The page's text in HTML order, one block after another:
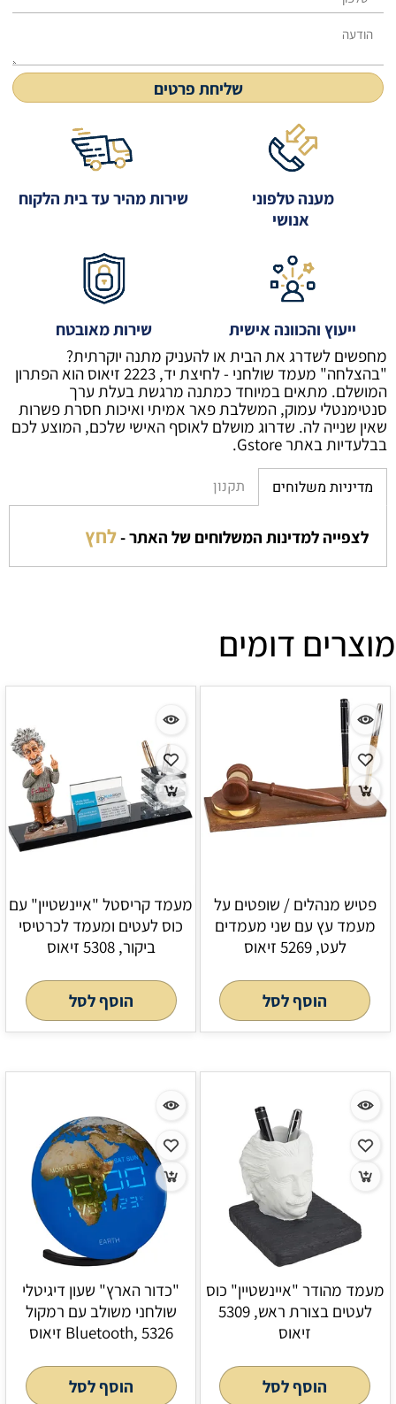
מענה טלפוני
אנושי
שירות מהיר עד בית הלקוח
ייעוץ והכוונה אישית
שירות מאובטח
מחפשים לשדרג את הבית או להעניק מתנה יוקרתית?
"בהצלחה" מעמד שולחני - לחיצת יד, 2223 זיאוס הוא הפתרון
המושלם. מתאים במיוחד כמתנה מרגשת בעלת ערך
סנטימנטלי עמוק, המשלבת פאר אמיתי ואיכות חסרת פשרות
שאין שנייה לה. שדרוג מושלם לאוסף האישי שלכם, המוצע לכם
בבלעדיות באתר Gstore.
מדיניות משלוחים תקנון
לצפייה למדינות המשלוחים של האתר -לחץ
מוצרים דומים
פטיש מנהלים / שופטים על
מעמד עץ עם שני מעמדים
לעט, 5269 זיאוס
הוסף לסל
מעמד קריסטל "איינשטיין" עם
כוס לעטים ומעמד לכרטיסי
ביקור, 5308 זיאוס
הוסף לסל
מעמד מהודר "איינשטיין" כוס
לעטים בצורת ראש, 5309
זיאוס
הוסף לסל
"כדור הארץ" שעון דיגיטלי
שולחני משולב עם רמקול
Bluetooth, 5326 זיאוס
הוסף לסל